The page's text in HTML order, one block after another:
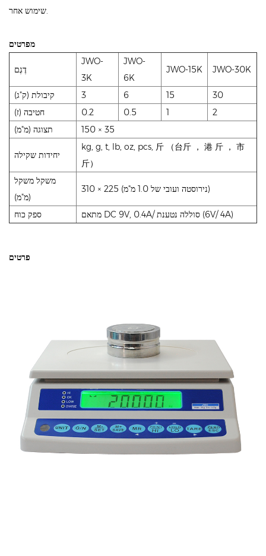
שימוש אחר.
מפרטים
דֶגֶם
JWO-
3K
JWO-
6K
JWO-15K JWO-30K
קיבולת (ק"ג) 3 6 15
30
חטיבה (ז)
0.2 0.5 1
2
תצוגה (מ"מ)
150 × 35
יחידות שקילה
kg, g, t, lb, oz, pcs, 斤 （台斤 ， 港 斤 ， 市
斤）
משקל משקל
(מ"מ)
310 × 225 (נירוסטה ועובי של 1.0 מ"מ)
ספק כוח מתאם DC 9V, 0.4A/ סוללה נטענת (6V/ 4A)
פרטים